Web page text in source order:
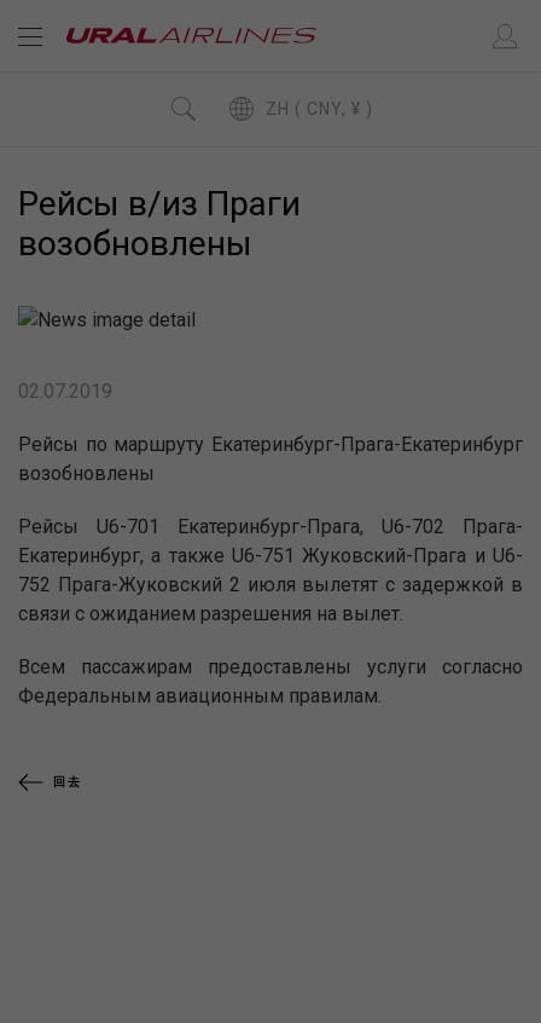
ZH ( CNY, ¥ )
Рейсы в/из Праги
возобновлены
02.07.2019
Рейсы по маршруту Екатеринбург-Прага-Екатеринбург
возобновлены
Рейсы U6-701 Екатеринбург-Прага, U6-702 Прага-
Екатеринбург, а также U6-751 Жуковский-Прага и U6-
752 Прага-Жуковский 2 июля вылетят с задержкой в
связи с ожиданием разрешения на вылет.
Всем пассажирам предоставлены услуги согласно
Федеральным авиационным правилам.
回去